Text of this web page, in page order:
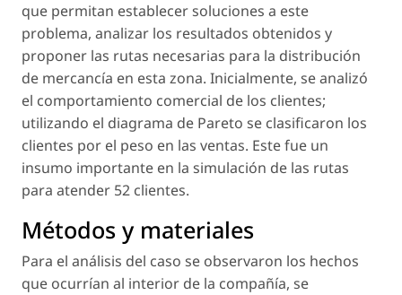
que permitan establecer soluciones a este
problema, analizar los resultados obtenidos y
proponer las rutas necesarias para la distribución
de mercancía en esta zona. Inicialmente, se analizó
el comportamiento comercial de los clientes;
utilizando el diagrama de Pareto se clasificaron los
clientes por el peso en las ventas. Este fue un
insumo importante en la simulación de las rutas
para atender 52 clientes.
Métodos y materiales
Para el análisis del caso se observaron los hechos
que ocurrían al interior de la compañía, se